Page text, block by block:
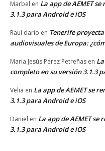
Marbel en La app de AEMET
3.1.3 para Android e iOS
Raul dario en Tenerife
audiovisuales de Europa:
Maria Jesús Pérez Petreñas en
completo en su versión 3.1.3
Velia en La app de AEMET se
3.1.3 para Android e iOS
Daniel en La app de AEMET
3.1.3 para Android e iOS